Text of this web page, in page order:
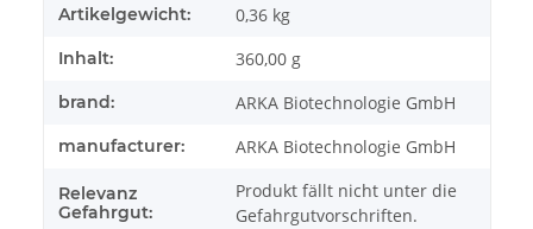
Artikelgewicht: 0,36 kg
Inhalt: 360,00 g
brand: ARKA Biotechnologie GmbH
manufacturer: ARKA Biotechnologie GmbH
Relevanz
Gefahrgut:
Produkt fällt nicht unter die
Gefahrgutvorschriften.